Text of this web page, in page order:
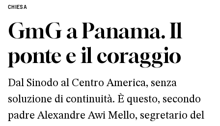
CHIESA
GmG a Panama. Il
ponte e il coraggio
Dal Sinodo al Centro America, senza
soluzione di continuità. È questo, secondo
padre Alexandre Awi Mello, segretario del